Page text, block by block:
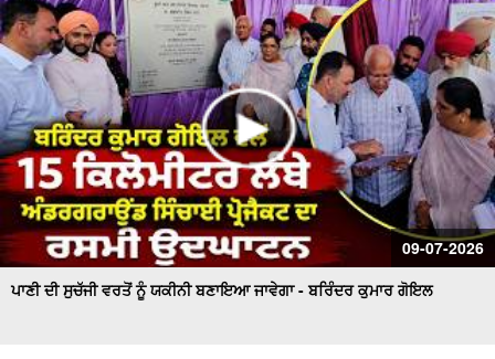
09-07-2026
ਪਾਣੀ ਦੀ ਸੁਚੱਜੀ ਵਰਤੋਂ ਨੂੰ ਯਕੀਨੀ ਬਣਾਇਆ ਜਾਵੇਗਾ - ਬਰਿੰਦਰ ਕੁਮਾਰ ਗੋਇਲ